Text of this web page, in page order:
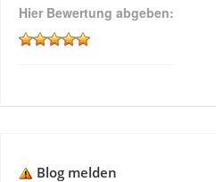
Hier Bewertung abgeben:
Blog melden